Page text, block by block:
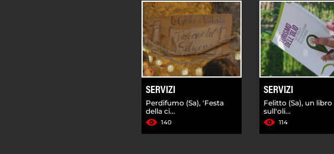
SERVIZI
Perdifumo (Sa), 'Festa
della ci...
140
SERVIZI
Felitto (Sa), un libro
sull'oli...
114